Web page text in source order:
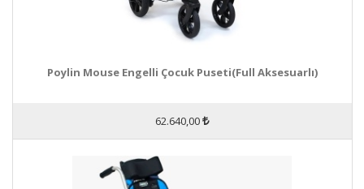
Poylin Mouse Engelli Çocuk Puseti(Full Aksesuarlı)
62.640,00